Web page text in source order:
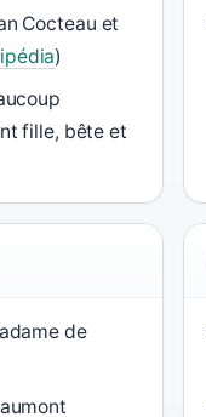
Cocteau et
)
fille, bête et
de